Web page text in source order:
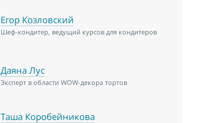
Егор Козловский
Шеф-кондитер, ведущий курсов для кондитеров
Даяна Лус
Эксперт в области WOW-декора тортов
Таша Коробейникова